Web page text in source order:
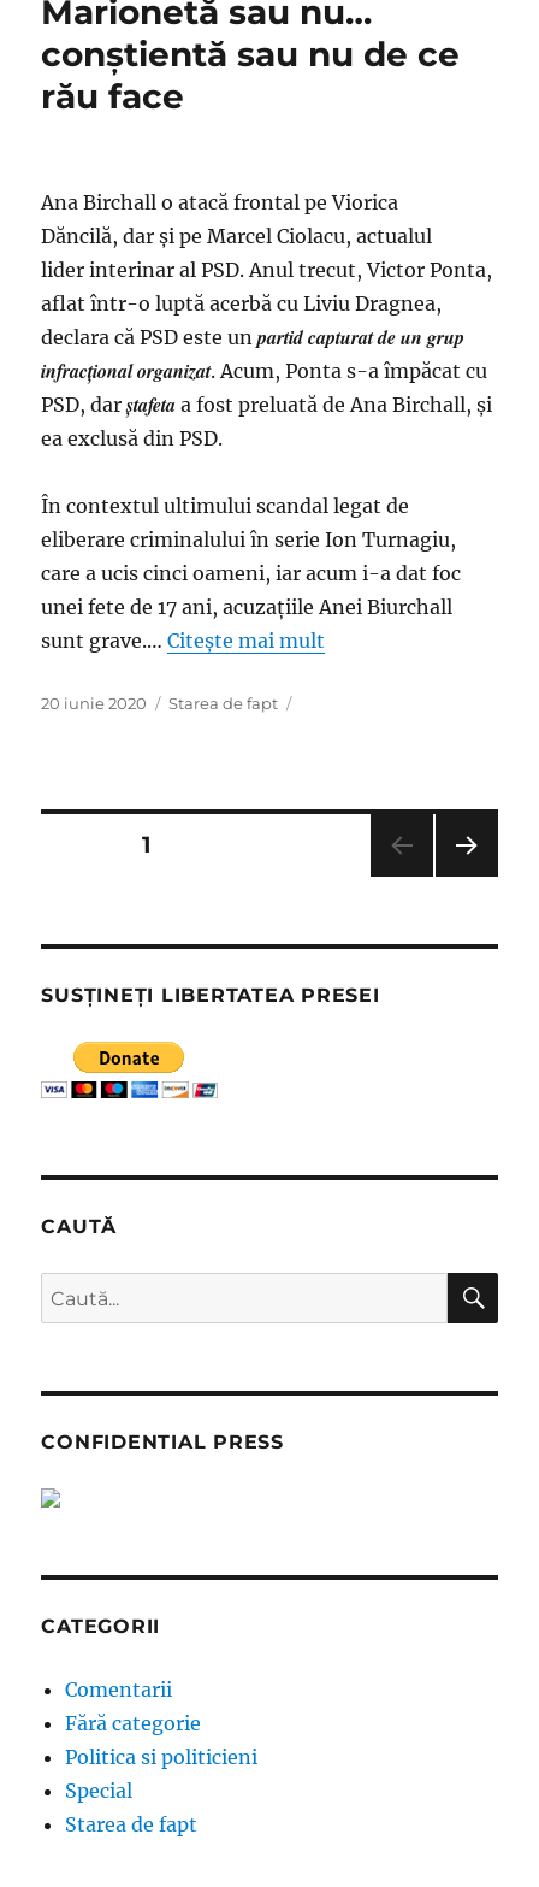
că-
Marionetă sau nu…
conștientă sau nu de ce
rău face
Ana Birchall o atacă frontal pe Viorica
Dăncilă, dar şi pe Marcel Ciolacu, actualul
lider interinar al PSD. Anul trecut, Victor Ponta,
aflat într-o luptă acerbă cu Liviu Dragnea,
declara că PSD este unpartid capturat de un grup
infracţional organizat. Acum, Ponta s-a împăcat cu
PSD, darştafetaa fost preluată de Ana Birchall, şi
ea exclusă din PSD.
În contextul ultimului scandal legat de
eliberare criminalului în serie Ion Turnagiu,
care a ucis cinci oameni, iar acum i-a dat foc
unei fete de 17 ani, acuzaţiile Anei Biurchall
sunt grave.…Citește mai mult
Publicat
20 iunie 2020 Categorii
Starea de fapt
Paginație
PAGINĂ1
ĂTO
SUSȚINEȚI LIBERTATEA PRESEI
CAUTĂ
Caută
după:
CONFIDENTIAL PRESS
CATEGORII
Comentarii
Fără categorie
Politica si politicieni
Special
Starea de fapt